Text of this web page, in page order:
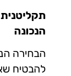
הנכונה
הבחירה
להבטיח